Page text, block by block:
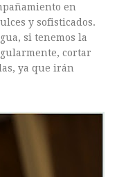
en
y sofisticados.
si tenemos la
cortar
ya que irán